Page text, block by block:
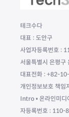
테크수다
대표 : 도안구
사업자등록번호 :
서울특별시 은평
대표전화 : +82-
개인정보보호 책임
Intro • 온라인미
자등록번호 : 110-